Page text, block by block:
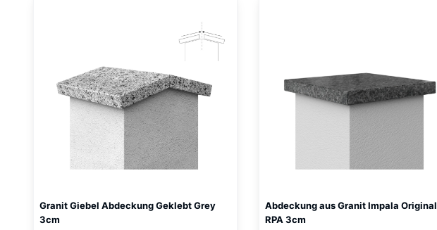
Granit Giebel Abdeckung Geklebt Grey
3cm
Abdeckung aus Granit Impala Original
RPA 3cm